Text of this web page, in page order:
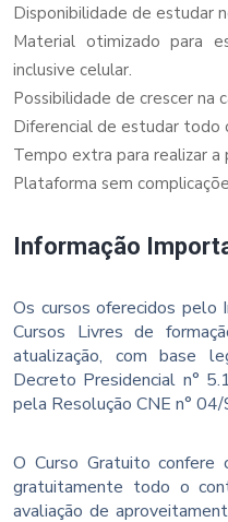
Disponibilidade de estudar
Material otimizado para
inclusive celular.
Possibilidade de crescer na
Diferencial de estudar todo
Tempo extra para realizar a
Plataforma sem
Informação
Os cursos oferecidos pelo
Cursos Livres de
atualização, com base
Decreto Presidencial n°
pela Resolução CNE n°
O Curso Gratuito confere
gratuitamente todo o
avaliação de